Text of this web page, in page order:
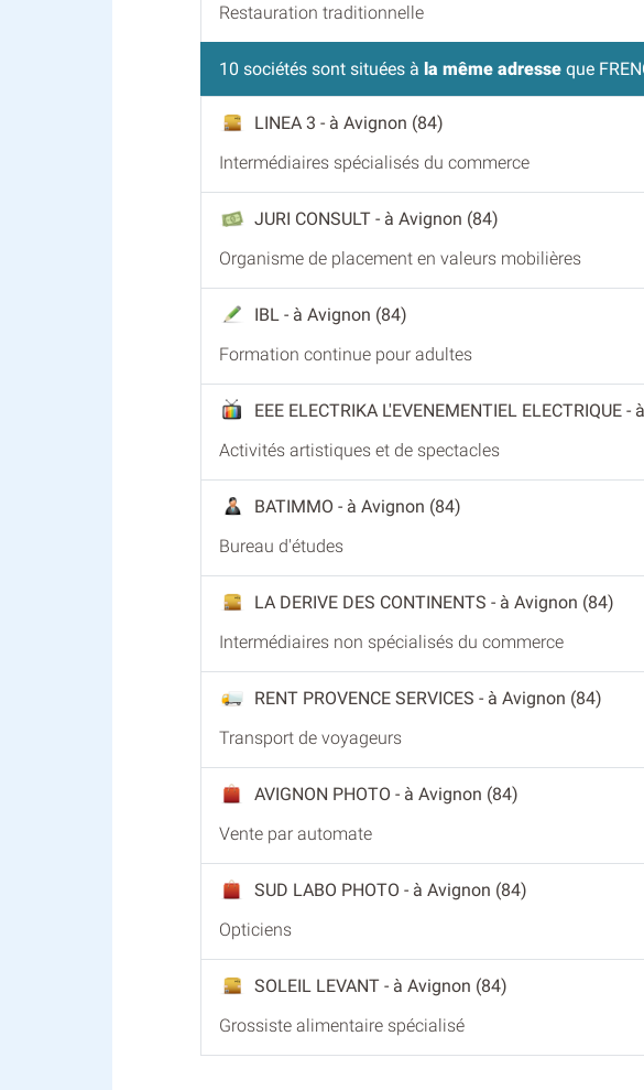
Restauration traditionnelle
10 sociétés sont situées à la même adresse que
LINEA 3 - à Avignon (84)
Intermédiaires spécialisés du commerce
JURI CONSULT - à Avignon (84)
Organisme de placement en valeurs mobilières
IBL - à Avignon (84)
Formation continue pour adultes
EEE ELECTRIKA L'EVENEMENTIEL ELECTRIQUE -
Activités artistiques et de spectacles
BATIMMO - à Avignon (84)
Bureau d'études
LA DERIVE DES CONTINENTS - à Avignon (84)
Intermédiaires non spécialisés du commerce
RENT PROVENCE SERVICES - à Avignon (84)
Transport de voyageurs
AVIGNON PHOTO - à Avignon (84)
Vente par automate
SUD LABO PHOTO - à Avignon (84)
Opticiens
SOLEIL LEVANT - à Avignon (84)
Grossiste alimentaire spécialisé